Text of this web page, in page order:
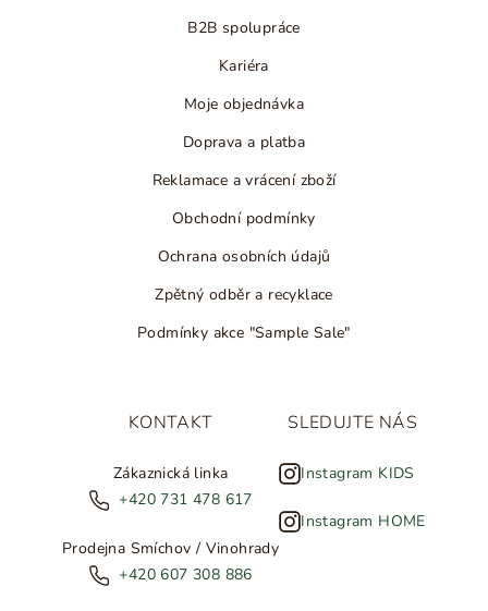
B2B spolupráce
Kariéra
Moje objednávka
Doprava a platba
Reklamace a vrácení zboží
Obchodní podmínky
Ochrana osobních údajů
Zpětný odběr a recyklace
Podmínky akce "Sample Sale"
KONTAKT
Zákaznická linka
+420 731 478 617
Prodejna Smíchov / Vinohrady
+420 607 308 886
SLEDUJTE NÁS
Instagram KIDS
Instagram HOME